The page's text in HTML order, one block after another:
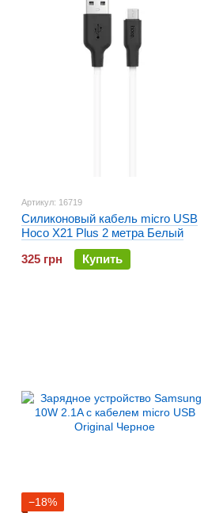
Артикул: 16719
Силиконовый кабель micro USB
Hoco X21 Plus 2 метра Белый
325 грн
Купить
−18%